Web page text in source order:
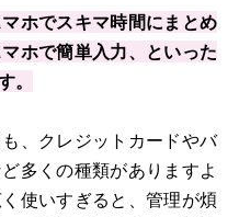
ホでスキマ時間にまとめ
ホで簡単入力、といった
。
、クレジットカードやバ
多くの種類がありますよ
使いすぎると、管理が煩